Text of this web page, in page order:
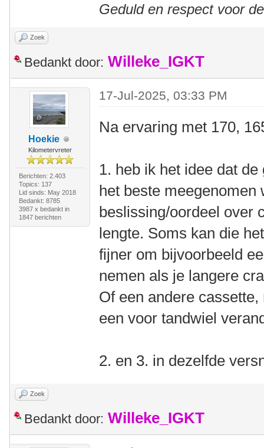
Geduld en respect voor
Zoek
Bedankt door: Willeke_IGKT
Hoekie
Kilometervreter
Berichten: 2.403
Topics: 137
Lid sinds: May 2018
Bedankt: 8785
3987 x bedankt in
1847 berichten
17-Jul-2025, 03:33 PM
Na ervaring met 170,
1. heb ik het idee dat
het beste meegenomen
beslissing/oordeel over
lengte. Soms kan die
fijner om bijvoorbeeld
nemen als je langere
Of een andere
een voor tandwiel
2. en 3. in dezelfde
Zoek
Bedankt door: Willeke_IGKT